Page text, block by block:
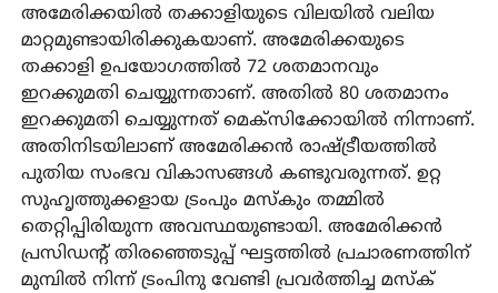
അമേരിക്കയില്‍ തക്കാളിയുടെ വിലയില്‍ വലിയ
മാറ്റമുണ്ടായിരിക്കുകയാണ്. അമേരിക്കയുടെ
തക്കാളി ഉപയോഗത്തില്‍ 72 ശതമാനവും
ഇറക്കുമതി ചെയ്യുന്നതാണ്. അതില്‍ 80 ശതമാനം
ഇറക്കുമതി ചെയ്യുന്നത് മെക്‌സിക്കോയില്‍ നിന്നാണ്.
അതിനിടയിലാണ് അമേരിക്കന്‍ രാഷ്ട്രീയത്തില്‍
പുതിയ സംഭവ വികാസങ്ങള്‍ കണ്ടുവരുന്നത്. ഉറ്റ
സുഹൃത്തുക്കളായ ട്രംപും മസ്‌കും തമ്മില്‍
തെറ്റിപ്പിരിയുന്ന അവസ്ഥയുണ്ടായി. അമേരിക്കന്‍
പ്രസിഡന്റ് തിരഞ്ഞെടുപ്പ് ഘട്ടത്തില്‍ പ്രചാരണത്തിന്
മുമ്പില്‍ നിന്ന് ട്രംപിനു വേണ്ടി പ്രവര്‍ത്തിച്ച മസ്‌ക്